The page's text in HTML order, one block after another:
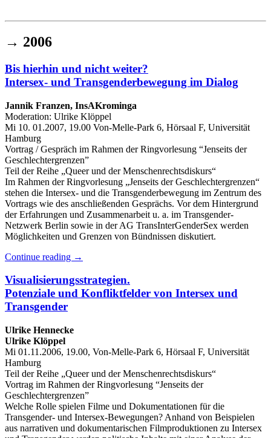
queer-institut
Institut für queer theory
→ 2006
Bis hierhin und nicht weiter?
Intersex- und Transgenderbewegung im Dialog
Jannik Franzen, InsAKrominga
Moderation: Ulrike Klöppel
Mi 10. 01.2007, 19.00 Von-Melle-Park 6, Hörsaal F, Universität
Hamburg
Vortrag / Gespräch im Rahmen der Ringvorlesung “Jenseits der
Geschlechtergrenzen”
Teil der Reihe „Queer und der Menschenrechtsdiskurs“
Im Rahmen der Ringvorlesung „Jenseits der Geschlechtergrenzen“
stehen die Intersex- und die Transgenderbewegung im Zentrum des
Vortrags wie des anschließenden Gesprächs. Vor dem Hintergrund
der Erfahrungen und Zusammenarbeit u. a. im Transgender-
Netzwerk Berlin sowie in der AG TransInterGenderSex werden
Möglichkeiten und Grenzen von Bündnissen diskutiert.
Continue reading →
Visualisierungsstrategien.
Potenziale und Konfliktfelder von Intersex und
Transgender
Ulrike Hennecke
Ulrike Klöppel
Mi 01.11.2006, 19.00, Von-Melle-Park 6, Hörsaal F, Universität
Hamburg
Teil der Reihe „Queer und der Menschenrechtsdiskurs“
Vortrag im Rahmen der Ringvorlesung “Jenseits der
Geschlechtergrenzen”
Welche Rolle spielen Filme und Dokumentationen für die
Transgender- und Intersex-Bewegungen? Anhand von Beispielen
aus narrativen und dokumentarischen Filmproduktionen zu Intersex